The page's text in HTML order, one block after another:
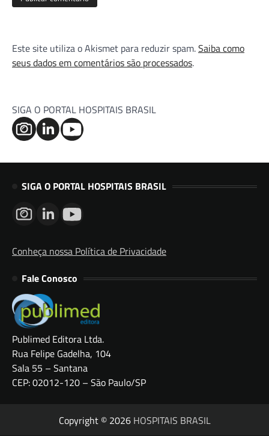
Este site utiliza o Akismet para reduzir spam.Saiba como
seus dados em comentários são processados.
SIGA O PORTAL HOSPITAIS BRASIL
SIGA O PORTAL HOSPITAIS BRASIL
Conheça nossa Política de Privacidade
Fale Conosco
Publimed Editora Ltda.
Rua Felipe Gadelha, 104
Sala 55 – Santana
CEP: 02012-120 – São Paulo/SP
Copyright © 2026 HOSPITAIS BRASIL